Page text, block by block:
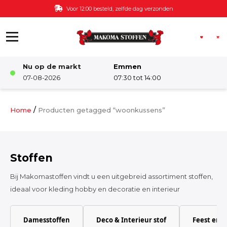
Ga naar de inhoud Gratis bezorging v.a. €60,-
Nu op de markt
07-08-2026
Emmen
07:30 tot 14:00
Damesstoffen
Home / Producten getagged “woonkussens”
Stoffen
Bij Makomastoffen vindt u een uitgebreid assortiment stoffen,
ideaal voor kleding hobby en decoratie en interieur
Damesstoffen Deco & Interieur stof Feest en